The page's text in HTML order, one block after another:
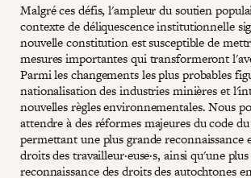
Malgré ces défis, l'ampleur du soutien
contexte de déliquescence institutionnelle
nouvelle constitution est susceptible de
mesures importantes qui transformeront
Parmi les changements les plus probables
nationalisation des industries minières et
nouvelles règles environnementales. Nous
attendre à des réformes majeures du code
permettant une plus grande reconnaissance
droits des travailleur·euse·s, ainsi qu'une
reconnaissance des droits des autochtones